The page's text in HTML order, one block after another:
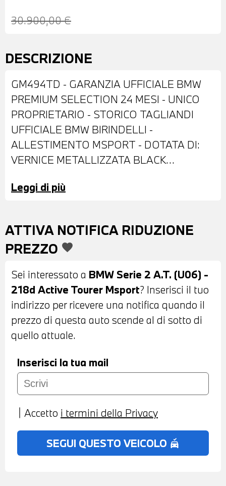
30.900,00 €
DESCRIZIONE
GM494TD - GARANZIA UFFICIALE BMW
PREMIUM SELECTION 24 MESI - UNICO
PROPRIETARIO - STORICO TAGLIANDI
UFFICIALE BMW BIRINDELLI -
ALLESTIMENTO MSPORT - DOTATA DI:
VERNICE METALLIZZATA BLACK
LED ADATTIVI - RETROVISORI ESTERNI
SCORREVOLE E INCLINABILE IN VETRO
AD AZIONAMENTO ELETTRICO - BARRE
POSTERIORI E LUNOTTO OSCURATI -
SENSORI DI PARCHEGGIO ANTERIORI E
POSTERIORI - TELECAMERA
POSTERIORE - COMFORT ACCESS
SYSTEM - INTERNI IN SENSATEC NERA -
VOLANTE SPORTIVO M IN PELLE CON
COMANDI MULTIFUNZIONE - CRUISE
CONTROL - CAMBIO AUTOMATICO CON
NAVIGATORE - BLUETOOTH - USB -
RADIO DIGITALE DAB - COMPATIBILITA'
CON CONNECTED DRIVE SERVICES -
Leggi di più
ATTIVA NOTIFICA RIDUZIONE
PREZZO favorite
Sei interessato a BMW Serie 2 A.T. (U06) -
218d Active Tourer Msport? Inserisci il tuo
indirizzo per ricevere una notifica quando il
prezzo di questa auto scende al di sotto di
quello attuale.
Inserisci la tua mail
Accetto i termini della Privacy
SEGUI QUESTO VEICOLO no_crash